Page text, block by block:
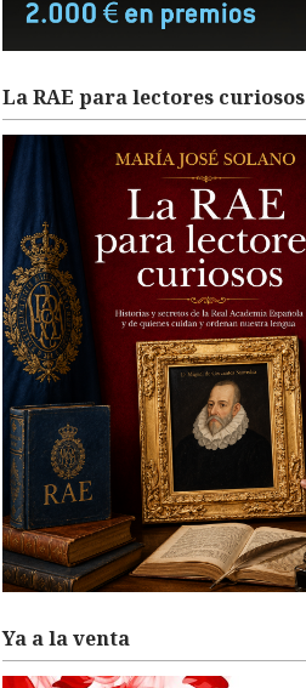
La RAE para lectores curiosos
Ya a la venta